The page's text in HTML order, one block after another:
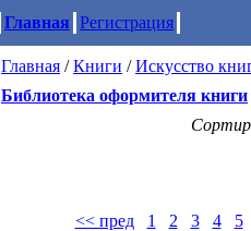
Главная Регистрация
Главная /Книги /Искусство
Библиотека оформителя книги
<< пред 1 2 3 4 5